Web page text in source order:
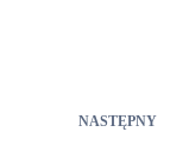
NASTĘPNY